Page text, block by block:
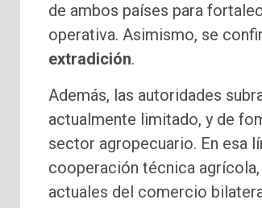
de ambos países para
operativa. Asimismo, se
extradición.
Además, las autoridades
actualmente limitado, y de
sector agropecuario. En esa
cooperación técnica
actuales del comercio